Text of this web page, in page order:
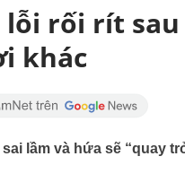
lỗi rối rít
khác
lầm và hứa sẽ “quay